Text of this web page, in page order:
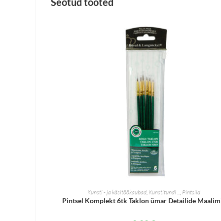
LISA KORVI
Kunsti - ja käsitöökaubad, Kunstitundi ..., Pintslid
Pintsel Komplekt 6tk Taklon ümar Detailide